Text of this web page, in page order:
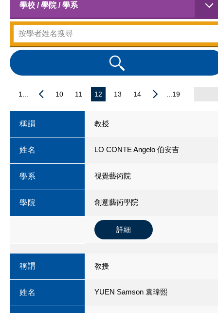
學校 / 學院 / 學系
1... 10 11 12 13 14 ...19
稱謂 教授
姓名 LO CONTE Angelo 伯安吉
學系 視覺藝術院
學院 創意藝術學院
詳細
稱謂 教授
姓名 YUEN Samson 袁瑋熙